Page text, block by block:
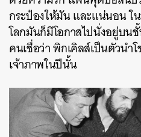
กระป๋องให้มัน และแน่นอน
โลกมันก็มีโอกาสไปนั่งอยู่บน
คนเชื่อว่า พิกเคิลส์เป็นตัวนำ
เจ้าภาพในปีนั้น